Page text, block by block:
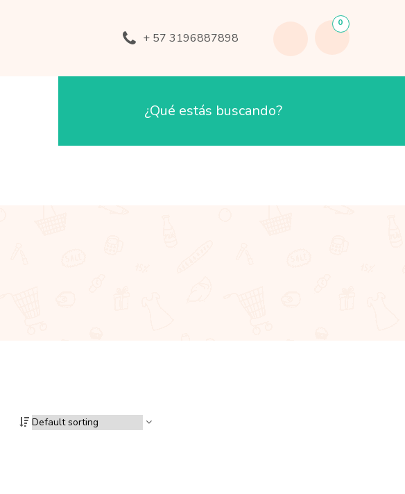
+ 57 3196887898
0